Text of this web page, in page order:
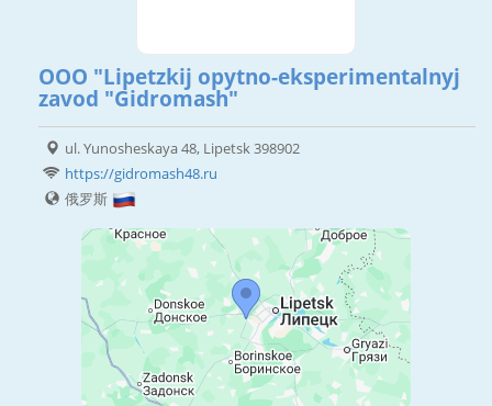
OOO "Lipetzkij opytno-eksperimentalnyj
zavod "Gidromash"
ul. Yunosheskaya 48, Lipetsk 398902
https://gidromash48.ru
俄罗斯